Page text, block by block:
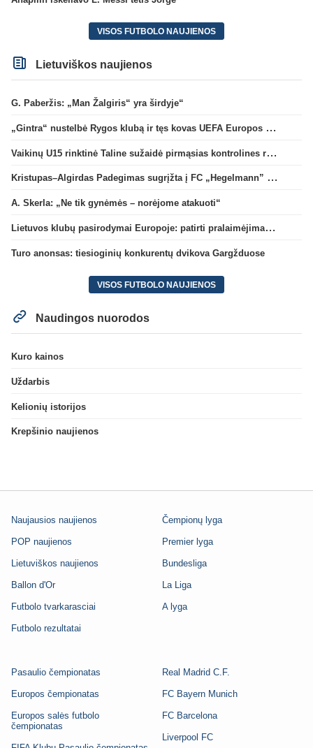
VISOS FUTBOLO NAUJIENOS
Lietuviškos naujienos
G. Paberžis: „Man Žalgiris“ yra širdyje“
„Gintra“ nustelbė Rygos klubą ir tęs kovas UEFA Europos taurės atrankoje
Vaikinų U15 rinktinė Taline sužaidė pirmąsias kontrolines rungtynes
Kristupas–Algirdas Padegimas sugrįžta į FC „Hegelmann” B sudėtį
A. Skerla: „Ne tik gynėmės – norėjome atakuoti“
Lietuvos klubų pasirodymai Europoje: patirti pralaimėjimai Kroatijos atstovams
Turo anonsas: tiesioginių konkurentų dvikova Gargžduose
VISOS FUTBOLO NAUJIENOS
Naudingos nuorodos
Kuro kainos
Uždarbis
Kelionių istorijos
Krepšinio naujienos
Naujausios naujienos
POP naujienos
Lietuviškos naujienos
Ballon d'Or
Futbolo tvarkarasciai
Futbolo rezultatai
Čempionų lyga
Premier lyga
Bundesliga
La Liga
A lyga
Pasaulio čempionatas
Europos čempionatas
Europos salės futbolo
čempionatas
Real Madrid C.F.
FC Bayern Munich
FC Barcelona
Liverpool FC